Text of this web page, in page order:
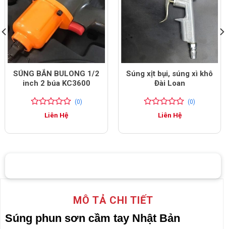
SÚNG BẮN BULONG 1/2
inch 2 búa KC3600
(0)
Liên Hệ
Súng xịt bụi, súng xì khô
Đài Loan
(0)
Liên Hệ
MÔ TẢ CHI TIẾT
Súng phun sơn cầm tay Nhật Bản